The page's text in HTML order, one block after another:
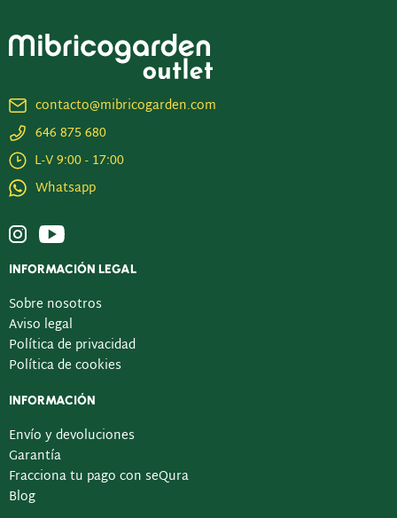
contacto@mibricogarden.com
646 875 680
L-V 9:00 - 17:00
Whatsapp
INFORMACIÓN LEGAL
Sobre nosotros
Aviso legal
Política de privacidad
Política de cookies
INFORMACIÓN
Envío y devoluciones
Garantía
Fracciona tu pago con seQura
Blog